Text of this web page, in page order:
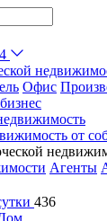
Офис
от
Агенты
436